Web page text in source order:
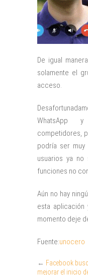
De igual
solamente el
acceso.
WhatsApp
competidores,
podría ser muy
usuarios ya no
funciones no
Aún no hay
esta
momento deje
Fuente:unocero
← Facebook
mejorar el inicio